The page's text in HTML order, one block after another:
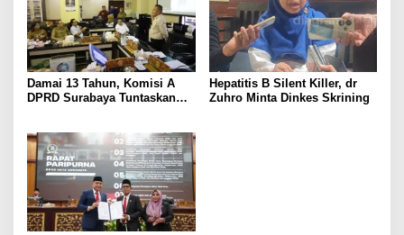
Damai 13 Tahun, Komisi A
DPRD Surabaya Tuntaskan
Hepatitis B Silent Killer, dr
Zuhro Minta Dinkes Skrining